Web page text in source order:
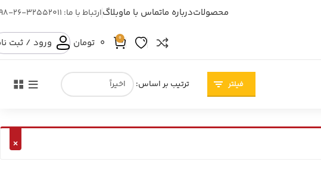
محصولاتدرباره ماتماس با ماوبلاگارتباط با ما: 32552011-26-098
0
0 تومان ورود / ثبت
فیلتر ترتیب بر اساس: